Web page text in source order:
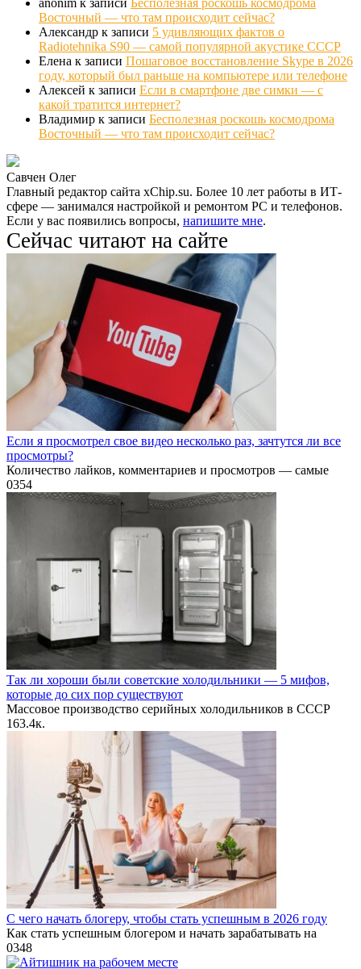
anonim к записи Бесполезная роскошь космодрома
Восточный — что там происходит сейчас?
Александр к записи 5 удивляющих фактов о
Radiotehnika S90 — самой популярной акустике СССР
Елена к записи Пошаговое восстановление Skype в 2026
году, который был раньше на компьютере или телефоне
Алексей к записи Если в смартфоне две симки — с
какой тратится интернет?
Владимир к записи Бесполезная роскошь космодрома
Восточный — что там происходит сейчас?
Савчен Олег
Главный редактор сайта xChip.su. Более 10 лет работы в ИТ-
сфере — занимался настройкой и ремонтом PC и телефонов.
Если у вас появились вопросы, напишите мне.
Сейчас читают на сайте
Если я просмотрел свое видео несколько раз, зачтутся ли все
просмотры?
Количество лайков, комментариев и просмотров — самые
0354
Так ли хороши были советские холодильники — 5 мифов,
которые до сих пор существуют
Массовое производство серийных холодильников в СССР
163.4к.
С чего начать блогеру, чтобы стать успешным в 2026 году
Как стать успешным блогером и начать зарабатывать на
0348